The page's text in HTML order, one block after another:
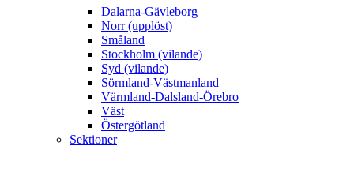
Dalarna-Gävleborg
Norr (upplöst)
Småland
Stockholm (vilande)
Syd (vilande)
Sörmland-Västmanland
Värmland-Dalsland-Örebro
Väst
Östergötland
Sektioner